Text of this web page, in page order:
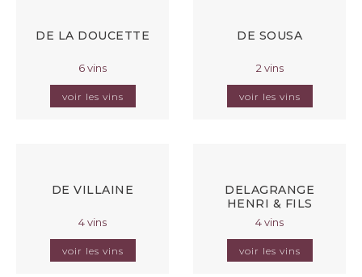
DE LA DOUCETTE
6 vins
voir les vins
DE SOUSA
2 vins
voir les vins
DE VILLAINE
4 vins
voir les vins
DELAGRANGE
HENRI & FILS
4 vins
voir les vins